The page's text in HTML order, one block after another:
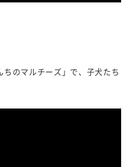
のマルチーズ」で、子犬たち